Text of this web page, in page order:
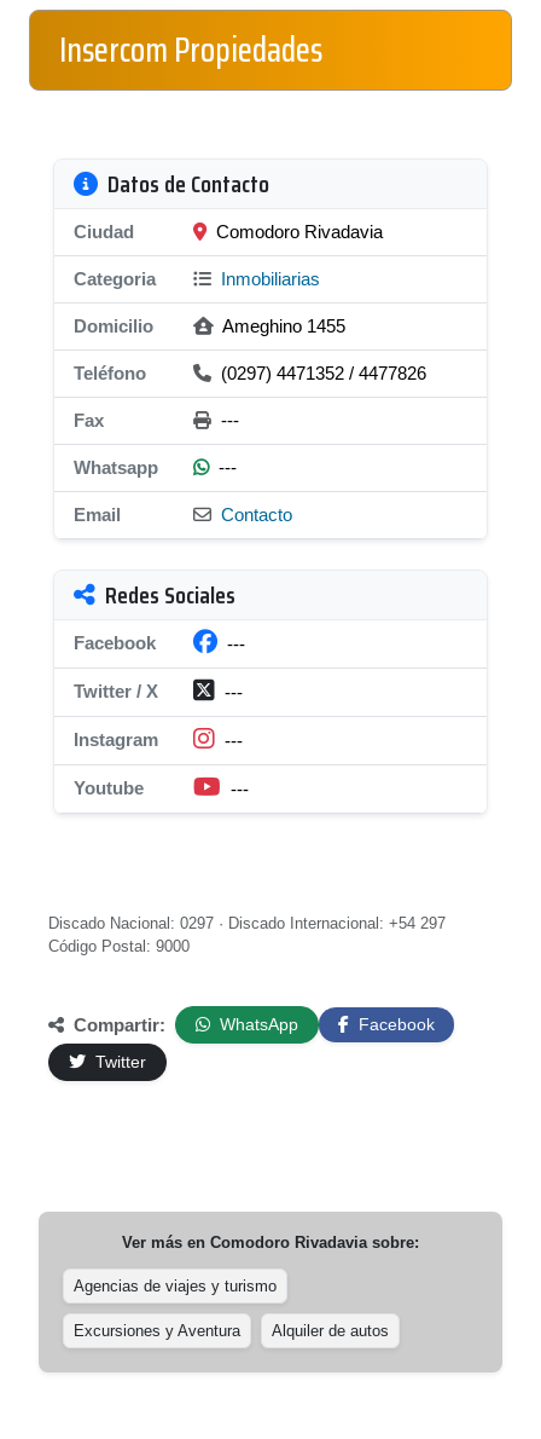
Insercom Propiedades
Datos de Contacto
Ciudad Comodoro Rivadavia
Categoria Inmobiliarias
Domicilio Ameghino 1455
Teléfono (0297) 4471352 / 4477826
Fax ---
Whatsapp ---
Email Contacto
Redes Sociales
Facebook ---
Twitter / X ---
Instagram ---
Youtube ---
Discado Nacional: 0297 · Discado Internacional: +54 297
Código Postal: 9000
Compartir: WhatsApp
Facebook
Twitter
Ver más en Comodoro Rivadaviasobre:
Agencias de viajes y turismo
Excursiones y Aventura Alquiler de autos